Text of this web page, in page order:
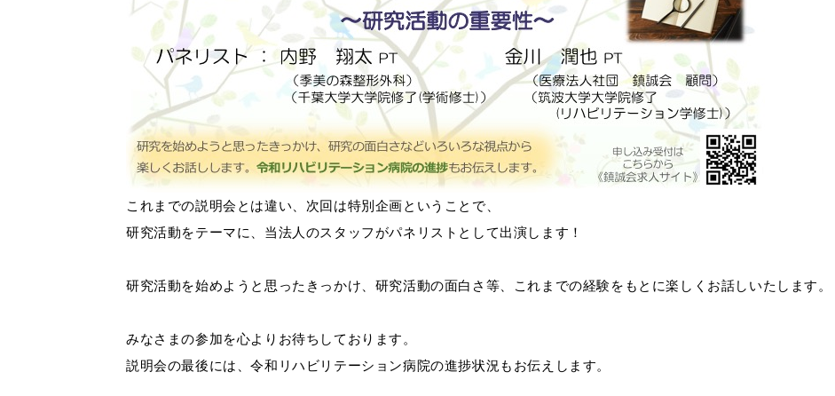
これまでの説明会とは違い、次回は特別企画ということで、
研究活動をテーマに、当法人のスタッフがパネリストとして出演します！
研究活動を始めようと思ったきっかけ、研究活動の面白さ等、これまでの経験をもとに楽しくお話しいたします。
みなさまの参加を心よりお待ちしております。
説明会の最後には、令和リハビリテーション病院の進捗状況もお伝えします。